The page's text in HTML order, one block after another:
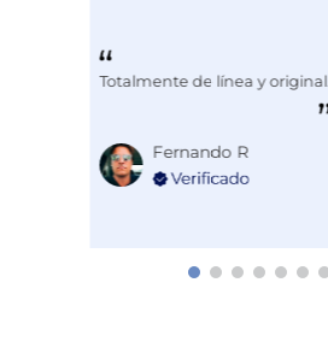
Totalmente de línea y original.
Fernando R